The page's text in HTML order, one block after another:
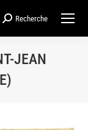
Recherche
Recherche
JEAN